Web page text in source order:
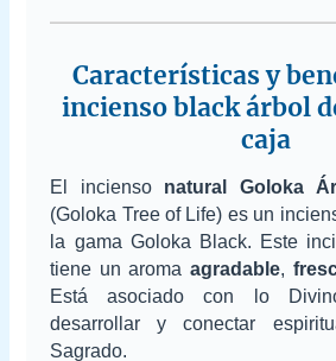
Características y
incienso black árbol
caja
El incienso natural Goloka
(Goloka Tree of Life) es un
la gama Goloka Black. Este
tiene un aroma agradable,
Está asociado con lo
desarrollar y conectar
Sagrado.